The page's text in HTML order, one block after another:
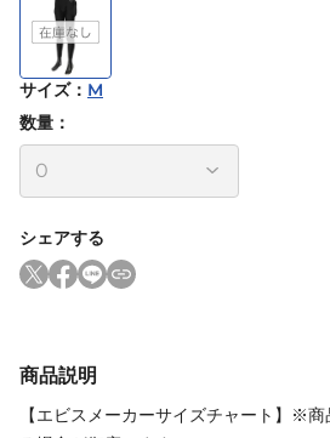
サイズ： M
数量：
シェアする
商品説明
【エビスメーカーサイズチャート】※